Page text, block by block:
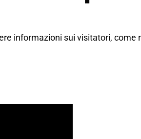
informazioni sui visitatori,